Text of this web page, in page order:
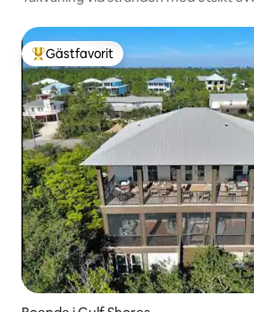
Populär gästfavorit
Gästfavorit